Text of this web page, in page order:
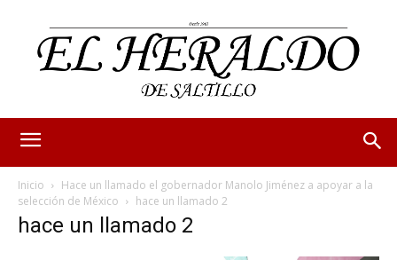
Inicio
Hace un llamado el gobernador Manolo Jiménez a apoyar a la
selección de México
hace un llamado 2
hace un llamado 2